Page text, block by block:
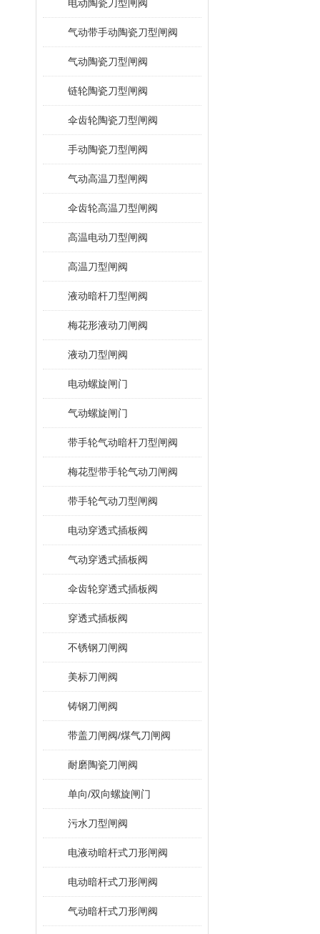
电动陶瓷刀型闸阀
气动带手动陶瓷刀型闸阀
气动陶瓷刀型闸阀
链轮陶瓷刀型闸阀
伞齿轮陶瓷刀型闸阀
手动陶瓷刀型闸阀
气动高温刀型闸阀
伞齿轮高温刀型闸阀
高温电动刀型闸阀
高温刀型闸阀
液动暗杆刀型闸阀
梅花形液动刀闸阀
液动刀型闸阀
电动螺旋闸门
气动螺旋闸门
带手轮气动暗杆刀型闸阀
梅花型带手轮气动刀闸阀
带手轮气动刀型闸阀
电动穿透式插板阀
气动穿透式插板阀
伞齿轮穿透式插板阀
穿透式插板阀
不锈钢刀闸阀
美标刀闸阀
铸钢刀闸阀
带盖刀闸阀/煤气刀闸阀
耐磨陶瓷刀闸阀
单向/双向螺旋闸门
污水刀型闸阀
电液动暗杆式刀形闸阀
电动暗杆式刀形闸阀
气动暗杆式刀形闸阀